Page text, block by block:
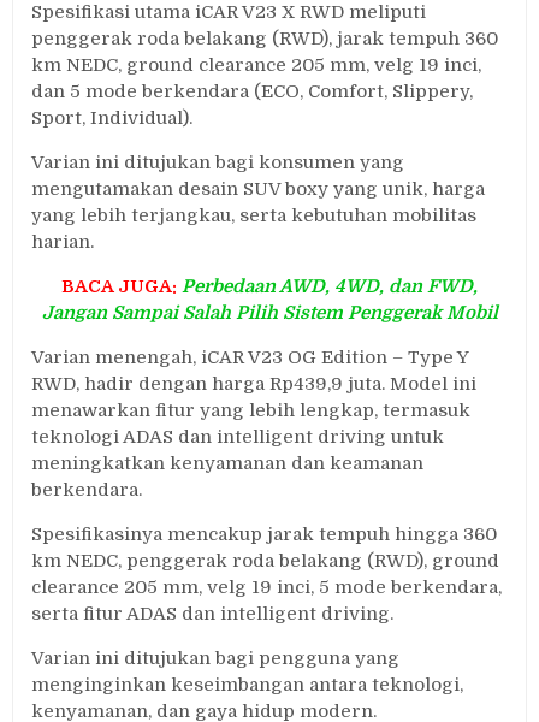
Spesifikasi utama iCAR V23 X RWD meliputi
penggerak roda belakang (RWD), jarak tempuh 360
km NEDC, ground clearance 205 mm, velg 19 inci,
dan 5 mode berkendara (ECO, Comfort, Slippery,
Sport, Individual).
Varian ini ditujukan bagi konsumen yang
mengutamakan desain SUV boxy yang unik, harga
yang lebih terjangkau, serta kebutuhan mobilitas
harian.
BACA JUGA: Perbedaan AWD, 4WD, dan FWD,
Jangan Sampai Salah Pilih Sistem Penggerak Mobil
Varian menengah, iCAR V23 OG Edition – Type Y
RWD, hadir dengan harga Rp439,9 juta. Model ini
menawarkan fitur yang lebih lengkap, termasuk
teknologi ADAS dan intelligent driving untuk
meningkatkan kenyamanan dan keamanan
berkendara.
Spesifikasinya mencakup jarak tempuh hingga 360
km NEDC, penggerak roda belakang (RWD), ground
clearance 205 mm, velg 19 inci, 5 mode berkendara,
serta fitur ADAS dan intelligent driving.
Varian ini ditujukan bagi pengguna yang
menginginkan keseimbangan antara teknologi,
kenyamanan, dan gaya hidup modern.